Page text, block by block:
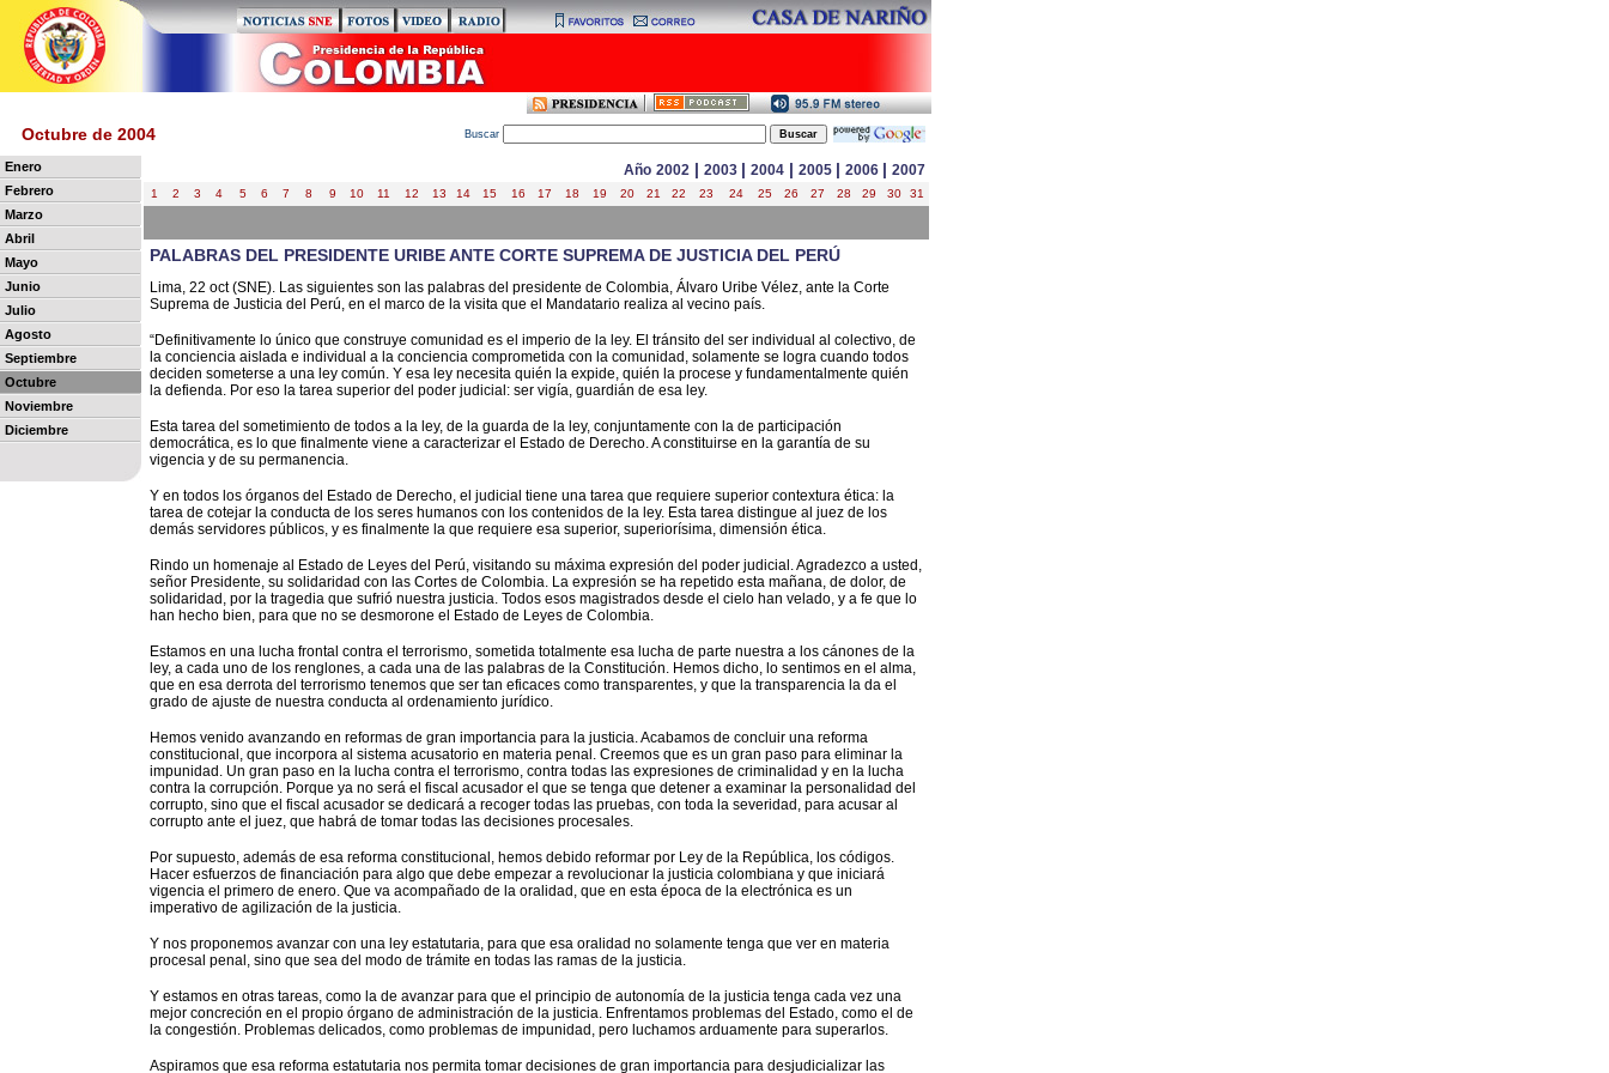
Octubre de 2004 Buscar
Enero
Febrero
Marzo
Abril
Mayo
Junio
Julio
Agosto
Septiembre
Octubre
Noviembre
Diciembre
Año 2002 | 2003 | 2004 | 2005 | 2006 | 2007
1 2 3 4 5 6 7 8 9 10 11 12 13 14 15 16 17 18 19 20 21 22 23 24 25 26 27 28 29 30 31
PALABRAS DEL PRESIDENTE URIBE ANTE CORTE SUPREMA DE JUSTICIA DEL PERÚ
Lima, 22 oct (SNE). Las siguientes son las palabras del presidente de Colombia, Álvaro Uribe Vélez, ante la Corte
Suprema de Justicia del Perú, en el marco de la visita que el Mandatario realiza al vecino país.
“Definitivamente lo único que construye comunidad es el imperio de la ley. El tránsito del ser individual al colectivo, de
la conciencia aislada e individual a la conciencia comprometida con la comunidad, solamente se logra cuando todos
deciden someterse a una ley común. Y esa ley necesita quién la expide, quién la procese y fundamentalmente quién
la defienda. Por eso la tarea superior del poder judicial: ser vigía, guardián de esa ley.
Esta tarea del sometimiento de todos a la ley, de la guarda de la ley, conjuntamente con la de participación
democrática, es lo que finalmente viene a caracterizar el Estado de Derecho. A constituirse en la garantía de su
vigencia y de su permanencia.
Y en todos los órganos del Estado de Derecho, el judicial tiene una tarea que requiere superior contextura ética: la
tarea de cotejar la conducta de los seres humanos con los contenidos de la ley. Esta tarea distingue al juez de los
demás servidores públicos, y es finalmente la que requiere esa superior, superiorísima, dimensión ética.
Rindo un homenaje al Estado de Leyes del Perú, visitando su máxima expresión del poder judicial. Agradezco a usted,
señor Presidente, su solidaridad con las Cortes de Colombia. La expresión se ha repetido esta mañana, de dolor, de
solidaridad, por la tragedia que sufrió nuestra justicia. Todos esos magistrados desde el cielo han velado, y a fe que lo
han hecho bien, para que no se desmorone el Estado de Leyes de Colombia.
Estamos en una lucha frontal contra el terrorismo, sometida totalmente esa lucha de parte nuestra a los cánones de la
ley, a cada uno de los renglones, a cada una de las palabras de la Constitución. Hemos dicho, lo sentimos en el alma,
que en esa derrota del terrorismo tenemos que ser tan eficaces como transparentes, y que la transparencia la da el
grado de ajuste de nuestra conducta al ordenamiento jurídico.
Hemos venido avanzando en reformas de gran importancia para la justicia. Acabamos de concluir una reforma
constitucional, que incorpora al sistema acusatorio en materia penal. Creemos que es un gran paso para eliminar la
impunidad. Un gran paso en la lucha contra el terrorismo, contra todas las expresiones de criminalidad y en la lucha
contra la corrupción. Porque ya no será el fiscal acusador el que se tenga que detener a examinar la personalidad del
corrupto, sino que el fiscal acusador se dedicará a recoger todas las pruebas, con toda la severidad, para acusar al
corrupto ante el juez, que habrá de tomar todas las decisiones procesales.
Por supuesto, además de esa reforma constitucional, hemos debido reformar por Ley de la República, los códigos.
Hacer esfuerzos de financiación para algo que debe empezar a revolucionar la justicia colombiana y que iniciará
vigencia el primero de enero. Que va acompañado de la oralidad, que en esta época de la electrónica es un
imperativo de agilización de la justicia.
Y nos proponemos avanzar con una ley estatutaria, para que esa oralidad no solamente tenga que ver en materia
procesal penal, sino que sea del modo de trámite en todas las ramas de la justicia.
Y estamos en otras tareas, como la de avanzar para que el principio de autonomía de la justicia tenga cada vez una
mejor concreción en el propio órgano de administración de la justicia. Enfrentamos problemas del Estado, como el de
la congestión. Problemas delicados, como problemas de impunidad, pero luchamos arduamente para superarlos.
Aspiramos que esa reforma estatutaria nos permita tomar decisiones de gran importancia para desjudicializar las